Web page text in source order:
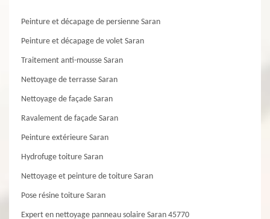
Peinture et décapage de persienne Saran
Peinture et décapage de volet Saran
Traitement anti-mousse Saran
Nettoyage de terrasse Saran
Nettoyage de façade Saran
Ravalement de façade Saran
Peinture extérieure Saran
Hydrofuge toiture Saran
Nettoyage et peinture de toiture Saran
Pose résine toiture Saran
Expert en nettoyage panneau solaire Saran 45770